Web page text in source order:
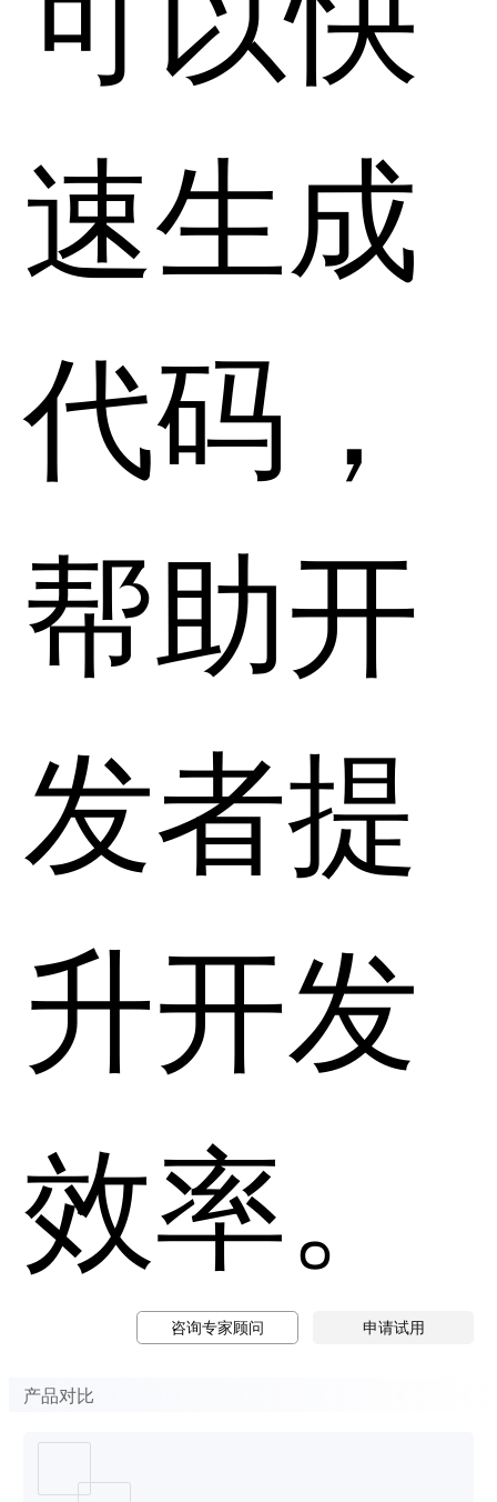
速生成
代码，
帮助开
发者提
升开发
效率。
咨询专家顾问 申请试用
产品对比